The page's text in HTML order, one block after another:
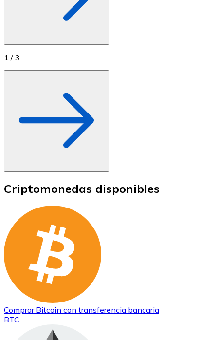
1 / 3
Criptomonedas disponibles
Comprar Bitcoin con transferencia bancaria
BTC